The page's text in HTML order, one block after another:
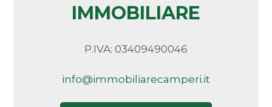
IMMOBILIARE
P.IVA: 03409490046
info@immobiliarecamperi.it